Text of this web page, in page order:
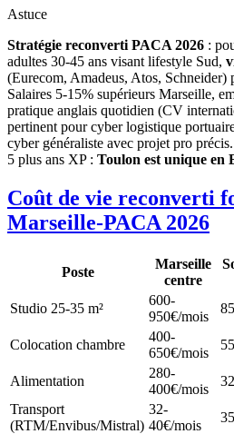
Astuce
Stratégie reconverti PACA 2026 :
adultes 30-45 ans visant lifestyle Sud,
(Eurecom, Amadeus, Atos, Schneider)
Salaires 5-15% supérieurs Marseille,
pratique anglais quotidien (CV
pertinent pour cyber logistique
cyber généraliste avec projet pro
5 plus ans XP : Toulon est unique en
Coût de vie reconverti
Marseille-PACA 2026
Poste
Marseille
centre
Studio 25-35 m²
600-
950€/mois
Colocation chambre
400-
650€/mois
Alimentation
280-
400€/mois
Transport
(RTM/Envibus/Mistral)
32-
40€/mois